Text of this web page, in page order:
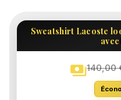
Sweatshirt Lacoste
payments140,00